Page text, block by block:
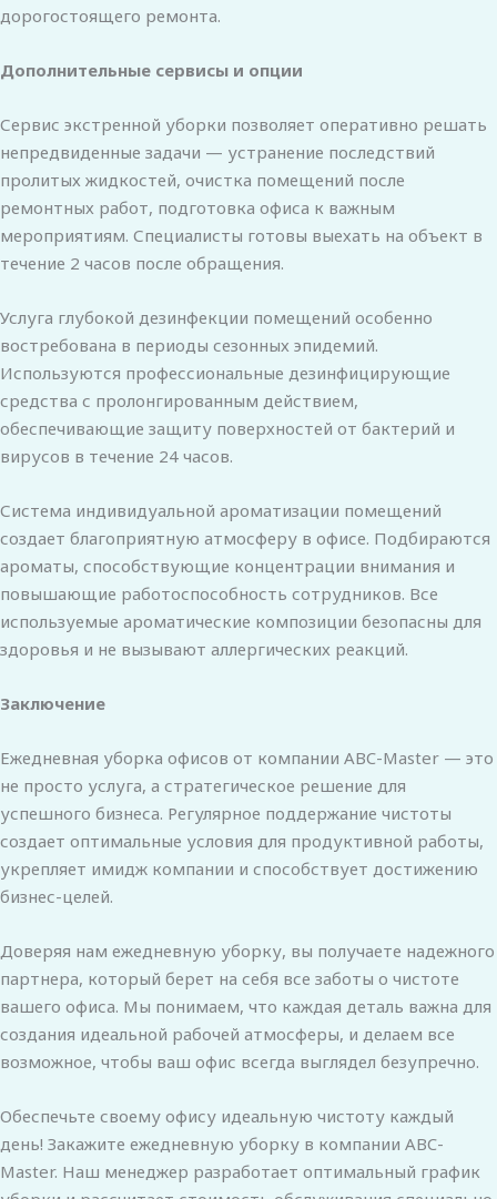
дорогостоящего ремонта.
Дополнительные сервисы и опции
Сервис экстренной уборки позволяет оперативно решать
непредвиденные задачи — устранение последствий
пролитых жидкостей, очистка помещений после
ремонтных работ, подготовка офиса к важным
мероприятиям. Специалисты готовы выехать на объект в
течение 2 часов после обращения.
Услуга глубокой дезинфекции помещений особенно
востребована в периоды сезонных эпидемий.
Используются профессиональные дезинфицирующие
средства с пролонгированным действием,
обеспечивающие защиту поверхностей от бактерий и
вирусов в течение 24 часов.
Система индивидуальной ароматизации помещений
создает благоприятную атмосферу в офисе. Подбираются
ароматы, способствующие концентрации внимания и
повышающие работоспособность сотрудников. Все
используемые ароматические композиции безопасны для
здоровья и не вызывают аллергических реакций.
Заключение
Ежедневная уборка офисов от компании ABC-Master — это
не просто услуга, а стратегическое решение для
успешного бизнеса. Регулярное поддержание чистоты
создает оптимальные условия для продуктивной работы,
укрепляет имидж компании и способствует достижению
бизнес-целей.
Доверяя нам ежедневную уборку, вы получаете надежного
партнера, который берет на себя все заботы о чистоте
вашего офиса. Мы понимаем, что каждая деталь важна для
создания идеальной рабочей атмосферы, и делаем все
возможное, чтобы ваш офис всегда выглядел безупречно.
Обеспечьте своему офису идеальную чистоту каждый
день! Закажите ежедневную уборку в компании ABC-
Master. Наш менеджер разработает оптимальный график